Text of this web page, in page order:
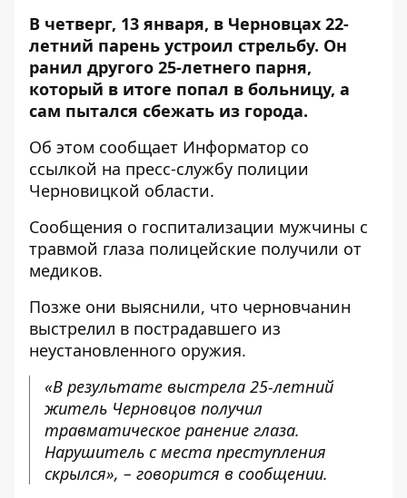
В четверг, 13 января, в Черновцах 22-
летний парень устроил стрельбу. Он
ранил другого 25-летнего парня,
который в итоге попал в больницу, а
сам пытался сбежать из города.
Об этом сообщает Информатор со
ссылкой на пресс-службу полиции
Черновицкой области.
Сообщения о госпитализации мужчины с
травмой глаза полицейские получили от
медиков.
Позже они выяснили, что черновчанин
выстрелил в пострадавшего из
неустановленного оружия.
«В результате выстрела 25-летний
житель Черновцов получил
травматическое ранение глаза.
Нарушитель с места преступления
скрылся», – говорится в сообщении.